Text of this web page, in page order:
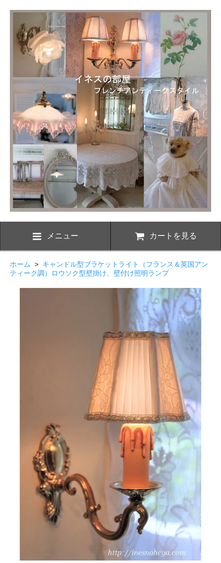
メニュー カートを見る
ホーム > キャンドル型ブラケットライト（フランス＆英国アン
ティーク調）ロウソク型壁掛け、壁付け照明ランプ